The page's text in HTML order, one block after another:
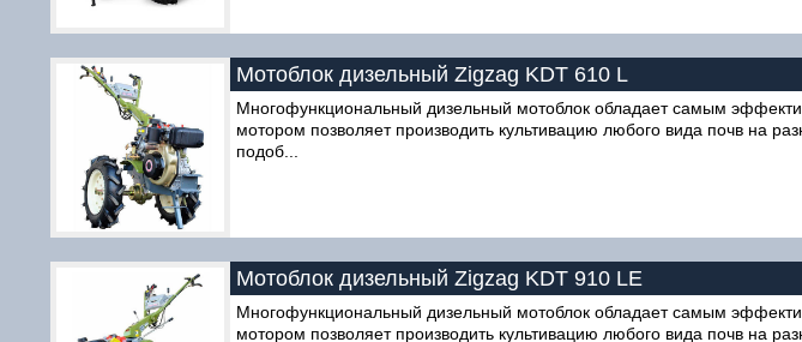
Мотоблок дизельный Zigzag KDT 610 L
Многофункциональный дизельный мотоблок обладает самым
мотором позволяет производить культивацию любого вида почв на
подоб...
Мотоблок дизельный Zigzag KDT 910 LE
Многофункциональный дизельный мотоблок обладает самым
мотором позволяет производить культивацию любого вида почв на